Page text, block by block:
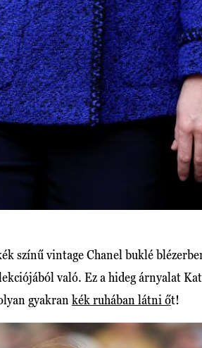
színű vintage Chanel buklé
való. Ez a hideg árnyalat
gyakran kék ruhában látni őt!